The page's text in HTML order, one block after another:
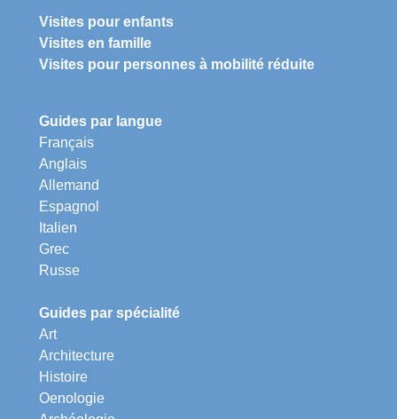
Visites pour enfants
Visites en famille
Visites pour personnes à mobilité réduite
Guides par langue
Français
Anglais
Allemand
Espagnol
Italien
Grec
Russe
Guides par spécialité
Art
Architecture
Histoire
Oenologie